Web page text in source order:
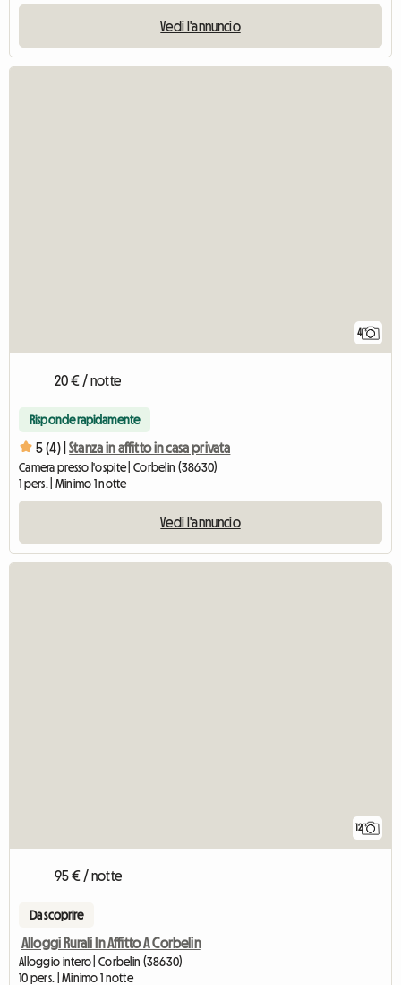
Vedi l'annuncio
4
20 € / notte
Risponde rapidamente
5 (4) | Stanza in affitto in casa privata
Camera presso l'ospite | Corbelin (38630)
1 pers. | Minimo 1 notte
Vedi l'annuncio
12
95 € / notte
Da scoprire
Alloggi Rurali In Affitto A Corbelin
Alloggio intero | Corbelin (38630)
10 pers. | Minimo 1 notte